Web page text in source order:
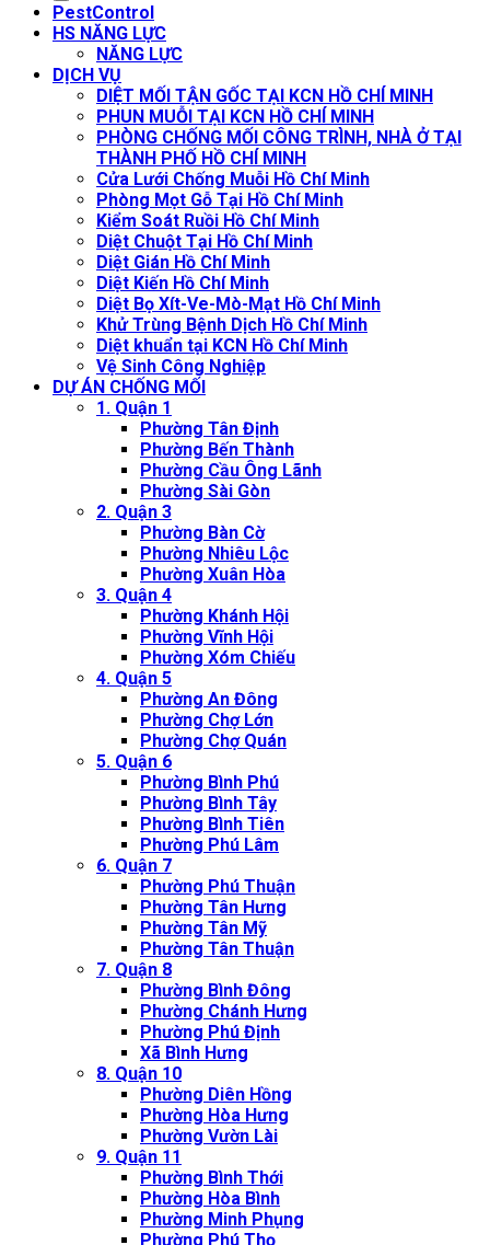
PestControl
HS NĂNG LỰC
NĂNG LỰC
DỊCH VỤ
DIỆT MỐI TẬN GỐC TẠI KCN HỒ CHÍ MINH
PHUN MUỖI TẠI KCN HỒ CHÍ MINH
PHÒNG CHỐNG MỐI CÔNG TRÌNH, NHÀ Ở TẠI
THÀNH PHỐ HỒ CHÍ MINH
Cửa Lưới Chống Muỗi Hồ Chí Minh
Phòng Mọt Gỗ Tại Hồ Chí Minh
Kiểm Soát Ruồi Hồ Chí Minh
Diệt Chuột Tại Hồ Chí Minh
Diệt Gián Hồ Chí Minh
Diệt Kiến Hồ Chí Minh
Diệt Bọ Xít-Ve-Mò-Mạt Hồ Chí Minh
Khử Trùng Bệnh Dịch Hồ Chí Minh
Diệt khuẩn tại KCN Hồ Chí Minh
Vệ Sinh Công Nghiệp
DỰ ÁN CHỐNG MỐI
1. Quận 1
Phường Tân Định
Phường Bến Thành
Phường Cầu Ông Lãnh
Phường Sài Gòn
2. Quận 3
Phường Bàn Cờ
Phường Nhiêu Lộc
Phường Xuân Hòa
3. Quận 4
Phường Khánh Hội
Phường Vĩnh Hội
Phường Xóm Chiếu
4. Quận 5
Phường An Đông
Phường Chợ Lớn
Phường Chợ Quán
5. Quận 6
Phường Bình Phú
Phường Bình Tây
Phường Bình Tiên
Phường Phú Lâm
6. Quận 7
Phường Phú Thuận
Phường Tân Hưng
Phường Tân Mỹ
Phường Tân Thuận
7. Quận 8
Phường Bình Đông
Phường Chánh Hưng
Phường Phú Định
Xã Bình Hưng
8. Quận 10
Phường Diên Hồng
Phường Hòa Hưng
Phường Vườn Lài
9. Quận 11
Phường Bình Thới
Phường Hòa Bình
Phường Minh Phụng
Phường Phú Thọ